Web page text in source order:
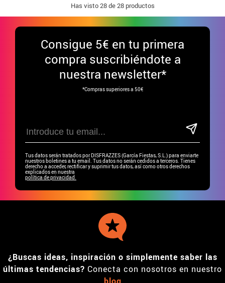
Has visto28de 28 productos
Consigue 5€ en tu primera
compra suscribiéndote a
nuestra newsletter*
*Compras superiores a 50€
Tus datos serán tratados por DISFRAZZES (García Fiestas, S.L.) para enviarte
nuestros boletines a tu email. Tus datos no serán cedidos a terceros. Tienes
derecho a acceder, rectificar y suprimir tus datos, así como otros derechos
explicados en nuestra
política de privacidad.
¿Buscas ideas, inspiración o simplemente saber las
últimas tendencias? Conecta con nosotros en nuestro